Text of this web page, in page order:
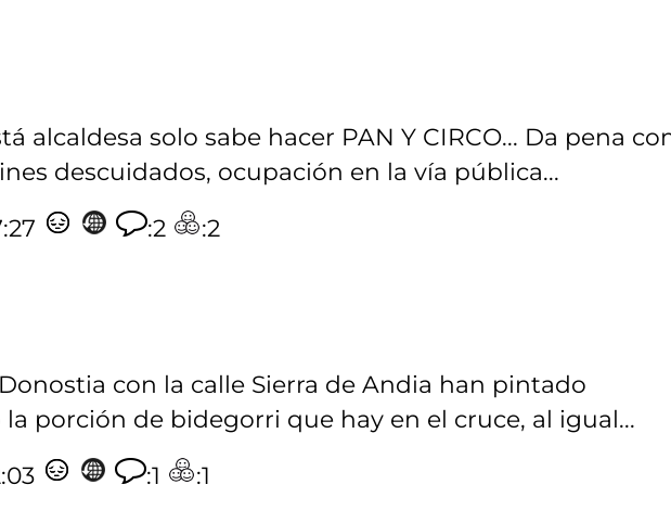
alcaldesa solo sabe hacer PAN Y CIRCO... Da pena
descuidados, ocupación en la vía pública...
:2 :2
con la calle Sierra de Andia han pintado
porción de bidegorri que hay en el cruce, al igual...
:1 :1